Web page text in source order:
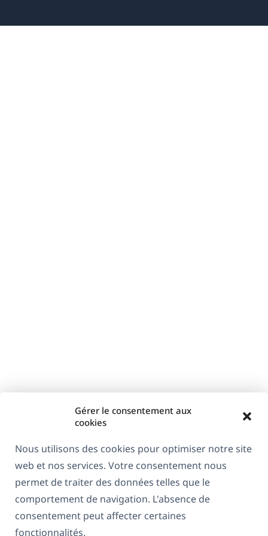
Gérer le consentement aux
cookies
Nous utilisons des cookies pour optimiser notre site
web et nos services. Votre consentement nous
permet de traiter des données telles que le
comportement de navigation. L'absence de
consentement peut affecter certaines
fonctionnalités.
une